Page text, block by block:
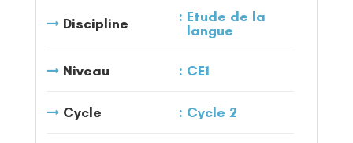
Discipline
Etude de la
langue
Niveau CE1
Cycle Cycle 2